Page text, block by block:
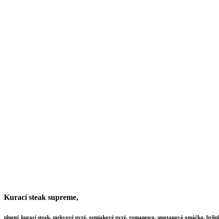
Kurací steak supreme,
plnený kurací steak, mrkvové pyré, zemiakové pyré, romanesco, smotanová omáčka,